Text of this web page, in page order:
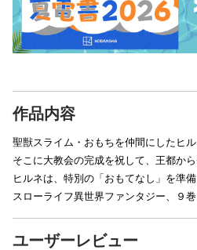
作品内容
聖獣スライム・おもちを仲間にしたヒル
そこに大教会の完成を祝して、王都か
ヒルネは、特別の「おもてなし」を準
スローライフ異世界ファンタジー、９巻
ユーザーレビュー